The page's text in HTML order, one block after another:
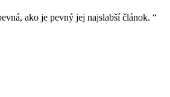
ako je pevný jej najslabší­ článok.